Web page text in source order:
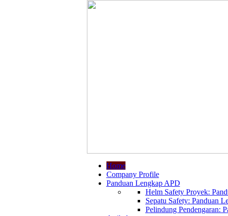
Home
Company Profile
Panduan Lengkap APD
Helm Safety Proyek:
Sepatu Safety: Panduan
Pelindung Pendengaran: